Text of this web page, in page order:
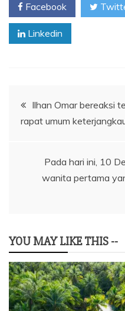
Facebook
Linkedin
Navigasi
pos
Ilhan Omar bereaksi
rapat umum
Pada hari ini, 10
wanita pertama
YOU MAY LIKE THIS --